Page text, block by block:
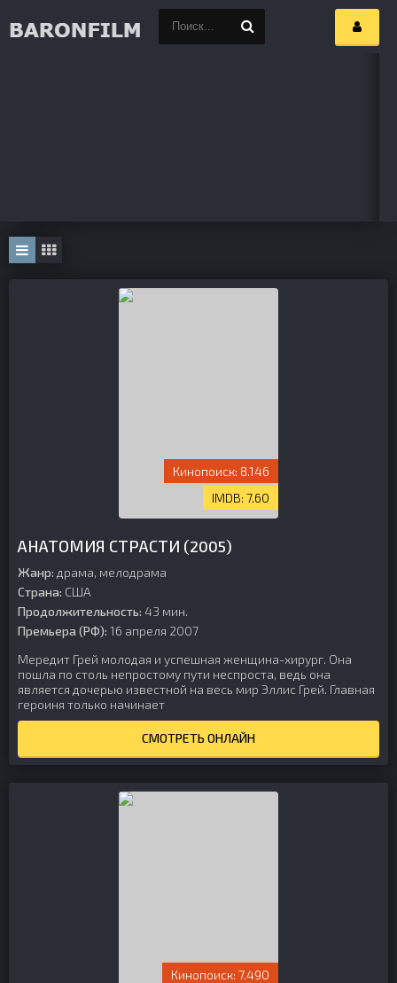
8.146
7.60
АНАТОМИЯ СТРАСТИ (2005)
Жанр: драма, мелодрама
Страна: США
Продолжительность: 43 мин.
Премьера (РФ): 16 апреля 2007
Мередит Грей молодая и успешная женщина-хирург. Она
пошла по столь непростому пути неспроста, ведь она
является дочерью известной на весь мир Эллис Грей. Главная
героиня только начинает
СМОТРЕТЬ ОНЛАЙН
7.490